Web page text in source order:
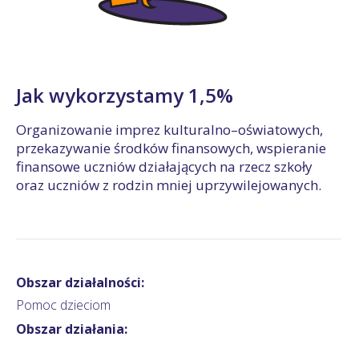
Jak wykorzystamy 1,5%
Organizowanie imprez kulturalno–oświatowych,
przekazywanie środków finansowych, wspieranie
finansowe uczniów działających na rzecz szkoły
oraz uczniów z rodzin mniej uprzywilejowanych.
Obszar działalności:
Pomoc dzieciom
Obszar działania: